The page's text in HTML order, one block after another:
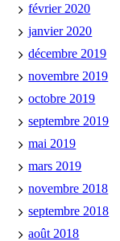
février 2020
janvier 2020
décembre 2019
novembre 2019
octobre 2019
septembre 2019
mai 2019
mars 2019
novembre 2018
septembre 2018
août 2018